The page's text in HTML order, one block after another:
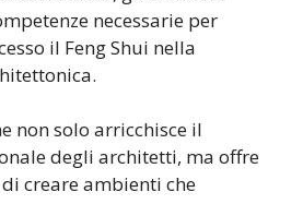
necessarie per
il Feng Shui nella
non solo arricchisce il
degli architetti, ma offre
creare ambienti che